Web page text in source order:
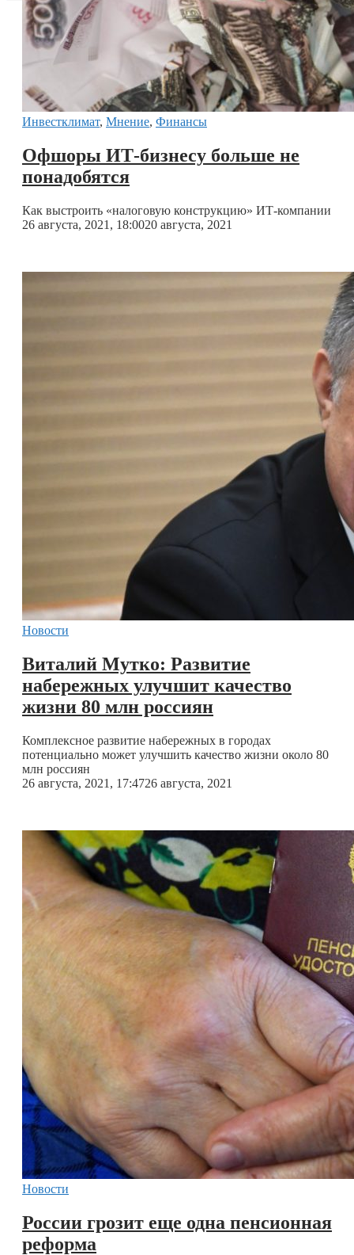
Инвестклимат, Мнение, Финансы
Офшоры ИТ-бизнесу больше не
понадобятся
Как выстроить «налоговую конструкцию» ИТ-компании
26 августа, 2021, 18:0020 августа, 2021
Новости
Виталий Мутко: Развитие
набережных улучшит качество
жизни 80 млн россиян
Комплексное развитие набережных в городах
потенциально может улучшить качество жизни около 80
млн россиян
26 августа, 2021, 17:4726 августа, 2021
Новости
России грозит еще одна пенсионная
реформа